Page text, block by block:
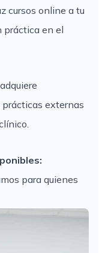
cursos online a tu
práctica en el
externas
para quienes